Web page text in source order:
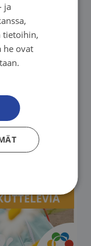
ja
tietoihin,
he ovat